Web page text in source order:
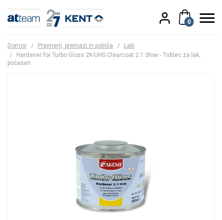
0
Domov / Prajmerji, premazi in polnila /
Laki
/
Hardener for Turbo Gloss 2K-UHS Clearcoat 2:1 Slow - Trdilec za lak,
počasen